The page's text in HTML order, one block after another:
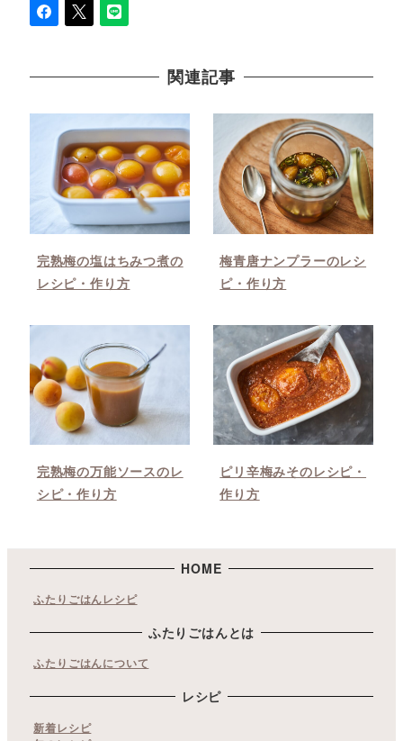
関連記事
完熟梅の塩はちみつ煮の
レシピ・作り方
梅青唐ナンプラーのレシ
ピ・作り方
完熟梅の万能ソースのレ
シピ・作り方
ピリ辛梅みそのレシピ・
作り方
HOME
ふたりごはんレシピ
ふたりごはんとは
ふたりごはんについて
レシピ
新着レシピ